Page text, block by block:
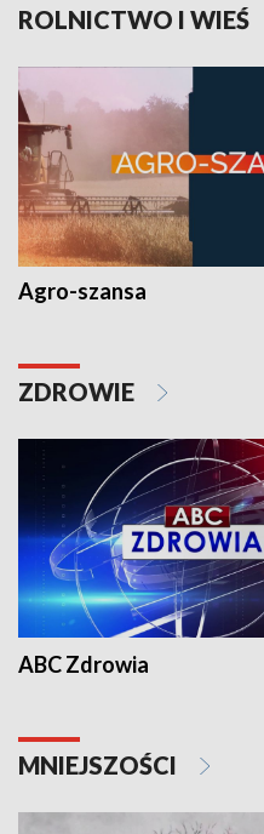
ROLNICTWO I WIEŚ
Agro-szansa
ZDROWIE
ABC Zdrowia
MNIEJSZOŚCI